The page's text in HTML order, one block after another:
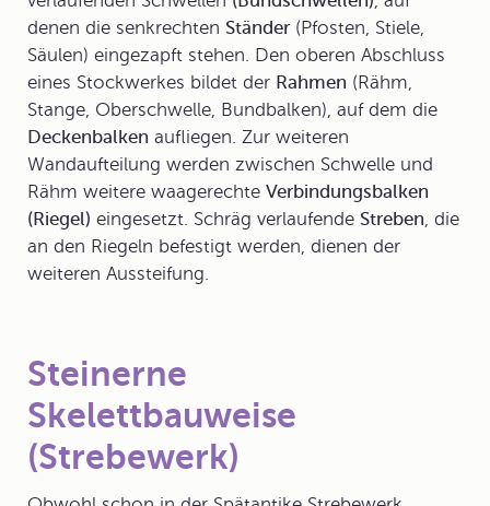
denen die senkrechten Ständer (Pfosten, Stiele,
Säulen) eingezapft stehen. Den oberen Abschluss
eines Stockwerkes bildet der Rahmen (Rähm,
Stange, Oberschwelle, Bundbalken), auf dem die
Deckenbalken aufliegen. Zur weiteren
Wandaufteilung werden zwischen Schwelle und
Rähm weitere waagerechte Verbindungsbalken
(Riegel) eingesetzt. Schräg verlaufende Streben, die
an den Riegeln befestigt werden, dienen der
weiteren Aussteifung.
Steinerne
Skelettbauweise
(Strebewerk)